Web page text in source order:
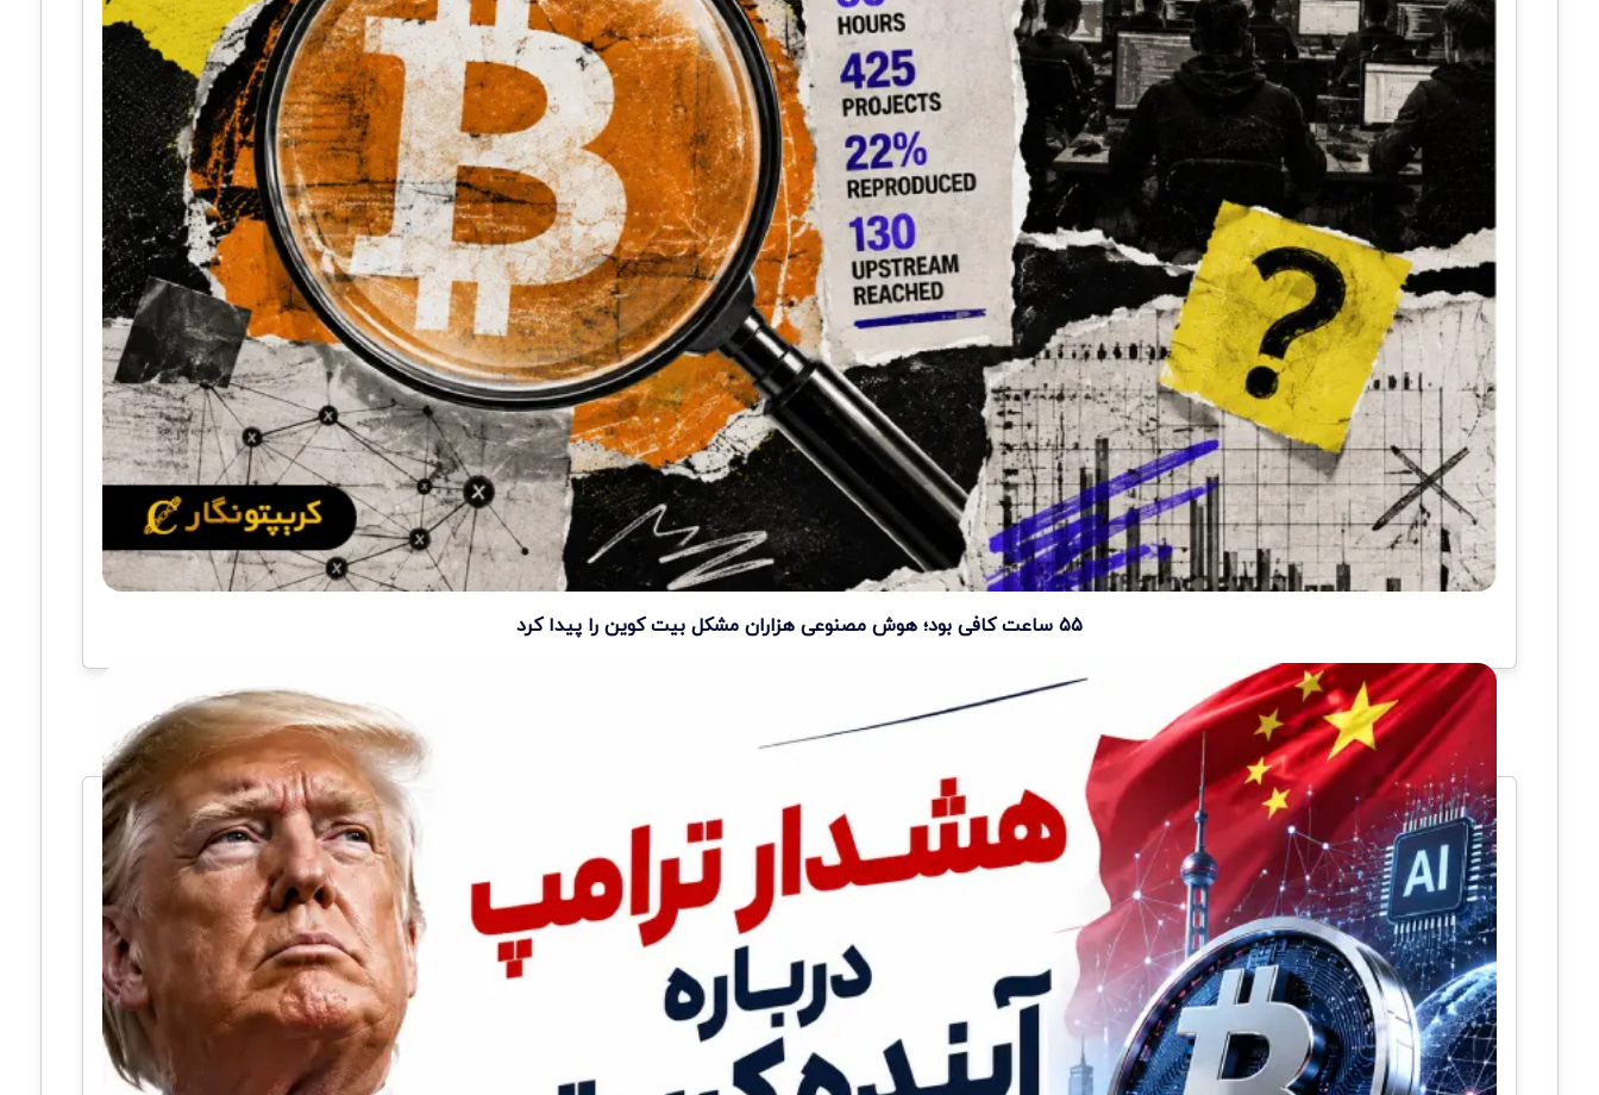
۵۵ ساعت کافی بود؛ هوش مصنوعی هزاران مشکل بیت کوین را پیدا کرد